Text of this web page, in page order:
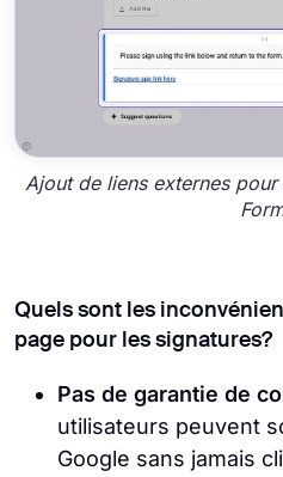
Ajout de liens externes
Quels sont les
page pour les signatures?
Pas de garantie de
utilisateurs peuvent
Google sans jamais